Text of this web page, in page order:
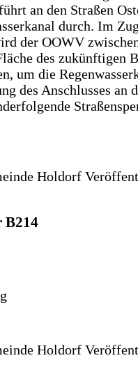
an den Straßen
durch. Im
der OOWV
des zukünftigen
um die
des Anschlusses an
Holdorf
B214
Holdorf